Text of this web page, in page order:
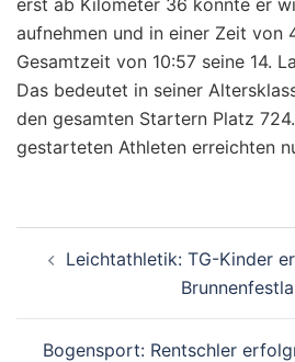
aufnehmen und in einer Zeit von
Gesamtzeit von 10:57 seine 14.
Das bedeutet in seiner
den gesamten Startern Platz
gestarteten Athleten erreichten
Leichtathletik: TG-Kinder
Bogensport: Rentschler